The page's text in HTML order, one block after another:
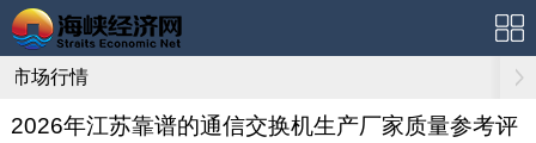
市场行情
2026年江苏靠谱的通信交换机生产厂家质量参考评